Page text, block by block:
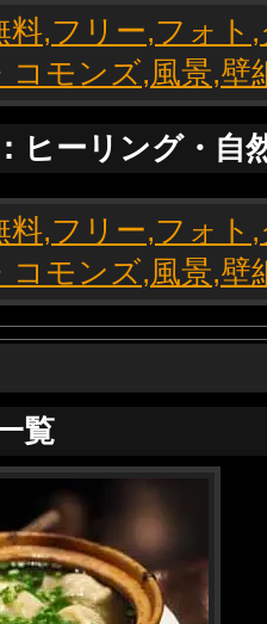
ヒーリング・自
覧